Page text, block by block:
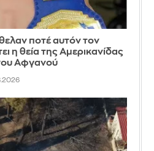
ποτέ αυτόν τον
η θεία της Αμερικανίδας
Αφγανού